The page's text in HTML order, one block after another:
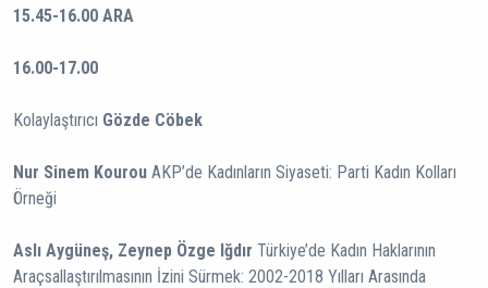
15.45-16.00 ARA
16.00-17.00
Kolaylaştırıcı Gözde Cöbek
Nur Sinem Kourou AKP’de Kadınların Siyaseti: Parti Kadın Kolları
Örneği
Aslı Aygüneş, Zeynep Özge Iğdır Türkiye’de Kadın Haklarının
Araçsallaştırılmasının İzini Sürmek: 2002-2018 Yılları Arasında